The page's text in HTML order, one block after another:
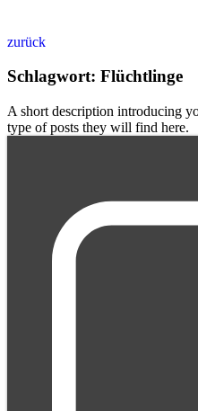
zurück
Schlagwort: Flüchtlinge
A short description introducing
type of posts they will find here.